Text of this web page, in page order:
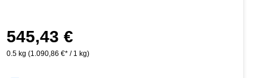
Precio normal:
545,43 €
0.5 kg (1.090,86 €* / 1 kg)